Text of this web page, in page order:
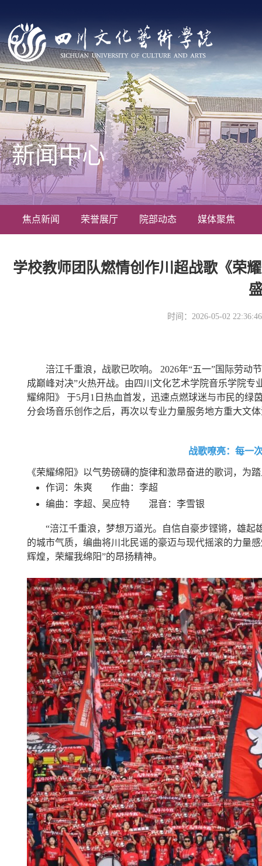
焦点新闻 荣誉展厅 院部动态 媒体聚焦
新闻中心
学校教师团队燃情创作川超战歌《荣
时间：2026-05-02
涪江千重浪，战歌已吹响。 2026年“五一”国际劳动
成巅峰对决”火热开战。由四川文化艺术学院音乐学院
耀绵阳》 于5月1日热血首发，迅速点燃球迷与市民的绿
分会场音乐创作之后，再次以专业力量服务地方重大文
战歌嘹亮：每一
《荣耀绵阳》以气势磅礴的旋律和激昂奋进的歌词，为
作词：朱爽 作曲：李超
编曲：李超、吴应特 混音：李雪银
“涪江千重浪，梦想万道光。自信自豪步铿锵，雄
的城市气质，编曲将川北民谣的豪迈与现代摇滚的力量
辉煌，荣耀我绵阳”的昂扬精神。